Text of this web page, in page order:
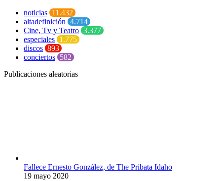
noticias 11.432
altadefinición 4.714
Cine, Tv y Teatro 3.377
especiales 1.775
discos 893
conciertos 582
Publicaciones aleatorias
Fallece Ernesto González, de The Pribata Idaho
19 mayo 2020